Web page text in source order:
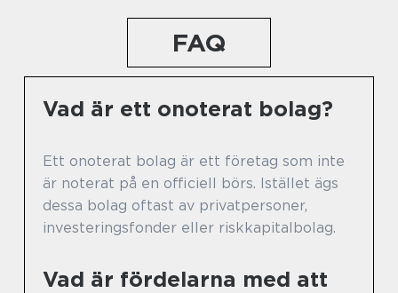
FAQ
Vad är ett onoterat bolag?
Ett onoterat bolag är ett företag som inte
är noterat på en officiell börs. Istället ägs
dessa bolag oftast av privatpersoner,
investeringsfonder eller riskkapitalbolag.
Vad är fördelarna med att